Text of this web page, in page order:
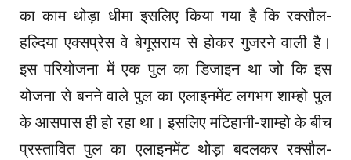
का काम थोड़ा धीमा इसलिए किया गया है कि रक्सौल-
हल्दिया एक्सप्रेस वे बेगूसराय से होकर गुजरने वाली है।
इस परियोजना में एक पुल का डिजाइन था जो कि इस
योजना से बनने वाले पुल का एलाइनमेंट लगभग शाम्हो पुल
के आसपास ही हो रहा था। इसलिए मटिहानी-शाम्हो के बीच
प्रस्तावित पुल का एलाइनमेंट थोड़ा बदलकर रक्सौल-